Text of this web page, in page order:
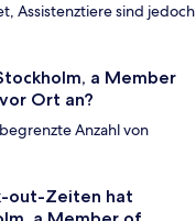
Assistenztiere sind jedoch
a Member
Ort an?
Anzahl von
out-Zeiten hat